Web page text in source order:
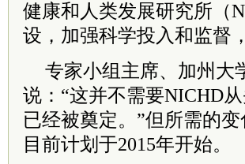
健康和人类发展研究所（
设，加强科学投入和监督
专家小组主席、加州大
说：“这并不需要NICHD
已经被奠定。”但所需的
目前计划于2015年开始。